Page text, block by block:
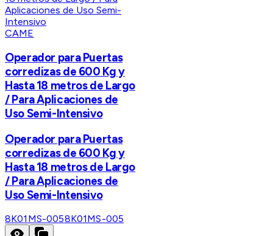
CAME
Operador para Puertas
corredizas de 600 Kg y
Hasta 18 metros de Largo
/ Para Aplicaciones de
Uso Semi-Intensivo
Operador para Puertas
corredizas de 600 Kg y
Hasta 18 metros de Largo
/ Para Aplicaciones de
Uso Semi-Intensivo
8K01MS-0058K01MS-005